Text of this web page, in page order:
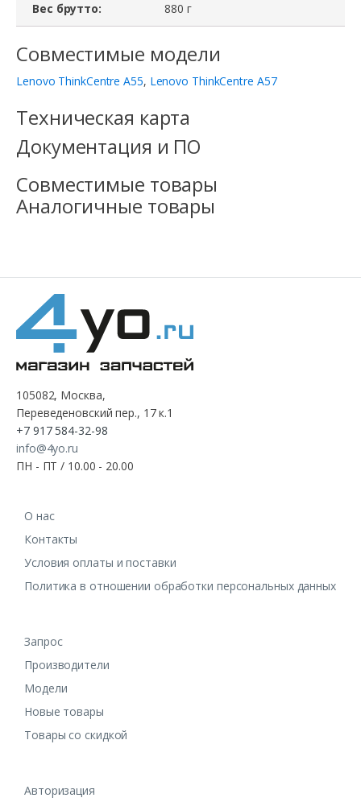
Вес брутто: 880 г
Совместимые модели
Lenovo ThinkCentre A55, Lenovo ThinkCentre A57
Техническая карта
Документация и ПО
Совместимые товары
Аналогичные товары
105082, Москва,
Переведеновский пер., 17 к.1
+7 917 584-32-98
info@4yo.ru
ПН - ПТ / 10.00 - 20.00
О нас
Контакты
Условия оплаты и поставки
Политика в отношении обработки персональных данных
Запрос
Производители
Модели
Новые товары
Товары со скидкой
Авторизация